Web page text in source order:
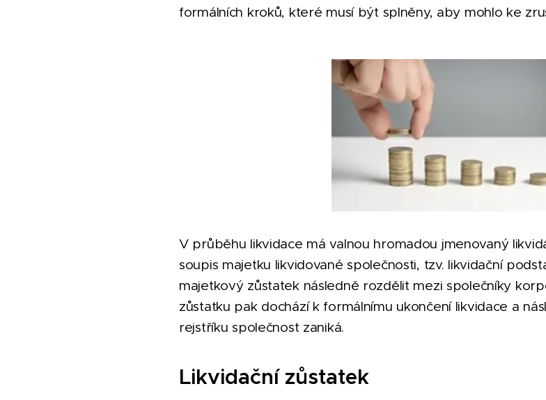
formálních kroků, které musí být splněny, aby mohlo ke
V průběhu likvidace má valnou hromadou jmenovaný
soupis majetku likvidované společnosti, tzv. likvidační
majetkový zůstatek následně rozdělit mezi společníky
zůstatku pak dochází k formálnímu ukončení likvidace a
rejstříku společnost zaniká.
Likvidační zůstatek